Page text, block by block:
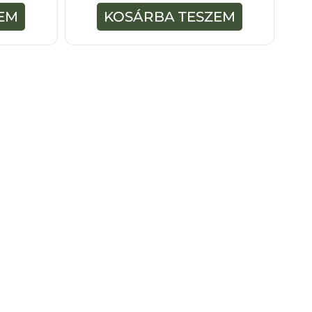
5
-
b
KOSÁRBA TESZEM